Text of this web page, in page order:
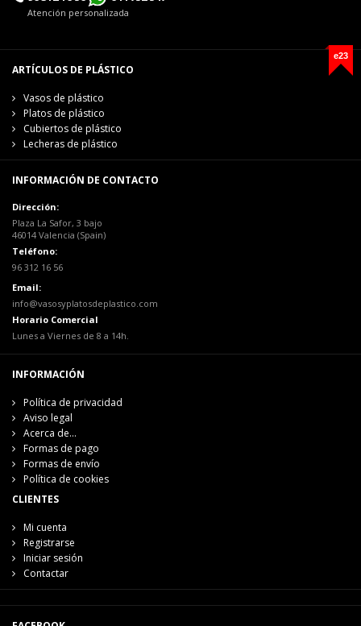
Atención personalizada
e23
ARTÍCULOS DE PLÁSTICO
Vasos de plástico
Platos de plástico
Cubiertos de plástico
Lecheras de plástico
INFORMACIÓN DE CONTACTO
Dirección:
Plaza La Safor, 3 bajo
46014 Valencia (Spain)
Teléfono:
96 312 16 56
Email:
info@vasosyplatosdeplastico.com
Horario Comercial
Lunes a Viernes de 8 a 14h.
INFORMACIÓN
Política de privacidad
Aviso legal
Acerca de...
Formas de pago
Formas de envío
Política de cookies
CLIENTES
Mi cuenta
Registrarse
Iniciar sesión
Contactar